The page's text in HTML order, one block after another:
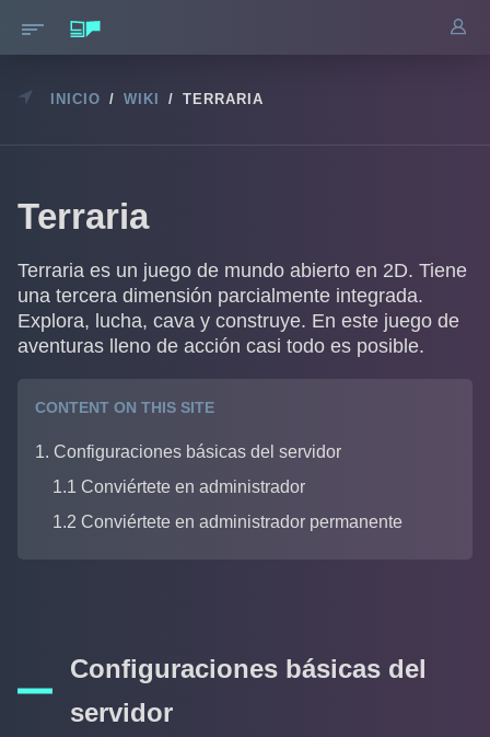
INICIO / WIKI / TERRARIA
Terraria
Terraria es un juego de mundo abierto en 2D. Tiene
una tercera dimensión parcialmente integrada.
Explora, lucha, cava y construye. En este juego de
aventuras lleno de acción casi todo es posible.
CONTENT ON THIS SITE
1. Configuraciones básicas del servidor
1.1 Conviértete en administrador
1.2 Conviértete en administrador permanente
Configuraciones básicas del
servidor